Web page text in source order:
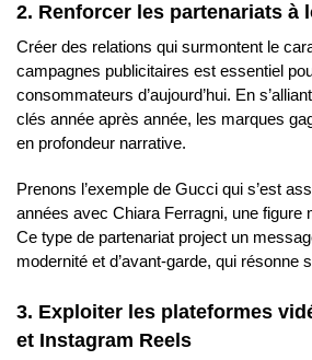
2. Renforcer les partenariats à
Créer des relations qui surmontent le
campagnes publicitaires est essentiel
consommateurs d’aujourd’hui. En
clés année après année, les marques
en profondeur narrative.
Prenons l’exemple de Gucci qui s’est
années avec Chiara Ferragni, une figure
Ce type de partenariat project un
modernité et d’avant-garde, qui résonne
3. Exploiter les plateformes
et Instagram Reels